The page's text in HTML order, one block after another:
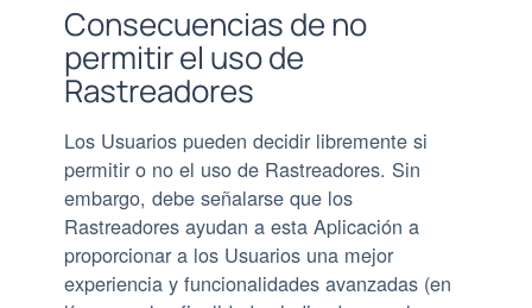
Consecuencias de no
permitir el uso de
Rastreadores
Los Usuarios pueden decidir libremente si
permitir o no el uso de Rastreadores. Sin
embargo, debe señalarse que los
Rastreadores ayudan a esta Aplicación a
proporcionar a los Usuarios una mejor
experiencia y funcionalidades avanzadas (en